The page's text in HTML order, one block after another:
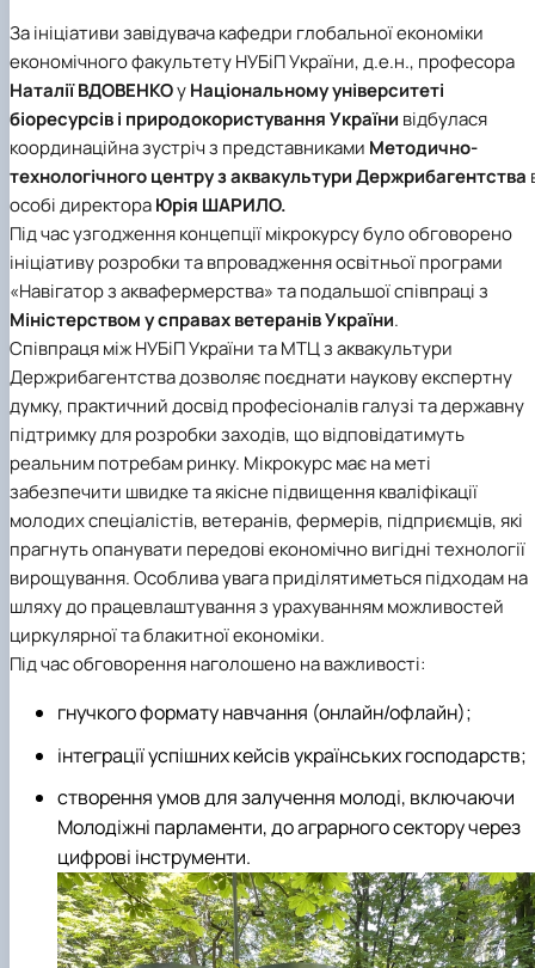
За ініціативи завідувача кафедри глобальної економіки
економічного факультету НУБіП України, д.е.н., професора
Наталії ВДОВЕНКОуНаціональному університеті
біоресурсів і природокористування України відбулася
координаційна зустріч з представниками Методично-
технологічного центру з аквакультури Держрибагентства
особі директораЮрія ШАРИЛО.
Під час узгодження концепції мікрокурсу було обговорено
ініціативу розробки та впровадження освітньої програми
«Навігатор з аквафермерства» та подальшої співпраці з
Міністерством у справах ветеранів України.
Співпраця між НУБіП України та МТЦ з аквакультури
Держрибагентства дозволяє поєднати наукову експертну
думку, практичний досвід професіоналів галузі та державну
підтримку для розробки заходів, що відповідатимуть
реальним потребам ринку. Мікрокурс має на меті
забезпечити швидке та якісне підвищення кваліфікації
молодих спеціалістів, ветеранів, фермерів, підприємців, які
прагнуть опанувати передові економічно вигідні технології
вирощування. Особлива увага приділятиметься підходам на
шляху до працевлаштування з урахуванням можливостей
циркулярної та блакитної економіки.
Під час обговорення наголошено на важливості:
гнучкого формату навчання (онлайн/офлайн);
інтеграції успішних кейсів українських господарств;
створення умов для залучення молоді, включаючи
Молодіжні парламенти, до аграрного сектору через
цифрові інструменти.